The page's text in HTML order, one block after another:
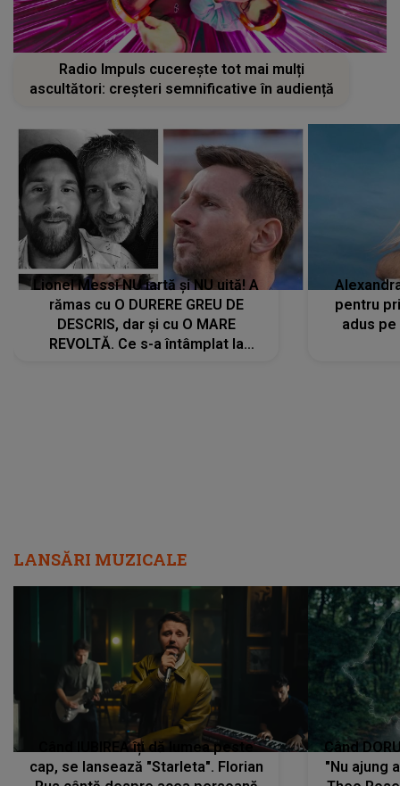
Radio Impuls cucerește tot mai mulți
ascultători: creșteri semnificative în audiență
Lionel Messi NU iartă și NU uită! A
rămas cu O DURERE GREU DE
DESCRIS, dar și cu O MARE
REVOLTĂ. Ce s-a întâmplat la
pentru
adus
LANSĂRI MUZICALE
Când IUBIREA îți dă lumea peste
cap, se lansează "Starleta". Florian
Când
"Nu ajung